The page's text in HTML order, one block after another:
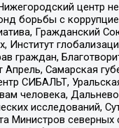
центр
борьбы с
Гражданский
Институт
граждан,
Апрель, Самарская
СИБАЛЬТ,
человека,
Министров